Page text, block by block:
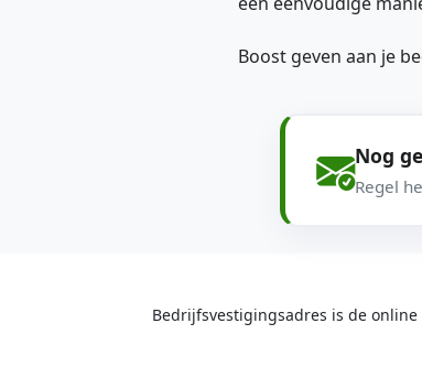
Boost geven aan je
Nog
Regel
Bedrijfsvestigingsadres is de